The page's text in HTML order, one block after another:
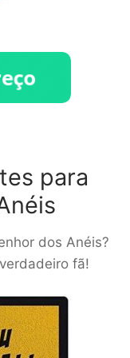
para
dos Anéis?
fã!